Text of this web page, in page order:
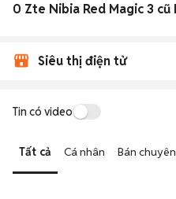
Siêu thị điện tử
Tin có video
Tất cả Cá nhân Bán chuyên